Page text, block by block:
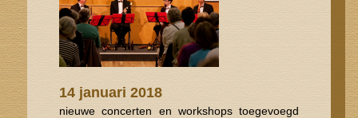
14 januari 2018
nieuwe concerten en workshops toegevoegd